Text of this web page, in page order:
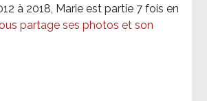
à 2018, Marie est partie 7 fois en
partage ses photos et son